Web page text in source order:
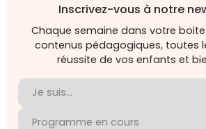
Inscrivez-vous à notre
Chaque semaine dans votre
contenus pédagogiques, toutes
réussite de vos enfants et